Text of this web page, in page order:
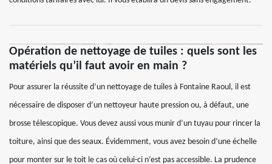
Opération de nettoyage de tuiles : quels sont les
matériels qu’il faut avoir en main ?
Pour assurer la réussite d’un nettoyage de tuiles à Fontaine Raoul, il est
nécessaire de disposer d’un nettoyeur haute pression ou, à défaut, une
brosse télescopique. Vous devez aussi vous munir d’un tuyau pour rincer la
toiture, ainsi que des seaux. Évidemment, vous avez besoin d’une échelle
pour monter sur le toit le cas où celui-ci n’est pas accessible. La prudence